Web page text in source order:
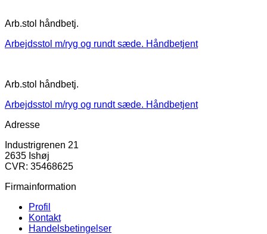
Arb.stol håndbetj.
Arbejdsstol m/ryg og rundt sæde. Håndbetjent
Arb.stol håndbetj.
Arbejdsstol m/ryg og rundt sæde. Håndbetjent
Adresse
Industrigrenen 21
2635 Ishøj
CVR: 35468625
Firmainformation
Profil
Kontakt
Handelsbetingelser